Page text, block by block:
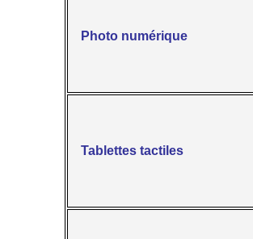
Photo numérique
Tablettes tactiles